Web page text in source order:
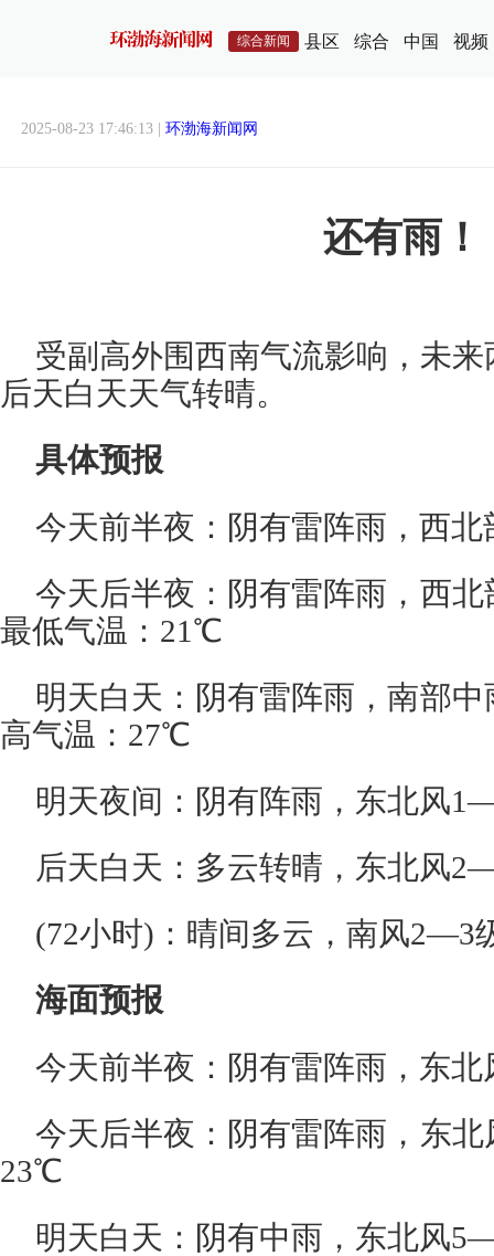
综合新闻 县区 综合 中国 视频
2025-08-23 17:46:13 | 环渤海新闻网
还有雨！
受副高外围西南气流影响，未
后天白天天气转晴。
具体预报
今天前半夜：阴有雷阵雨，西
今天后半夜：阴有雷阵雨，西
最低气温：21℃
明天白天：阴有雷阵雨，南部
高气温：27℃
明天夜间：阴有阵雨，东北风
后天白天：多云转晴，东北风
(72小时)：晴间多云，南风
海面预报
今天前半夜：阴有雷阵雨，东
今天后半夜：阴有雷阵雨，东
23℃
明天白天：阴有中雨，东北风